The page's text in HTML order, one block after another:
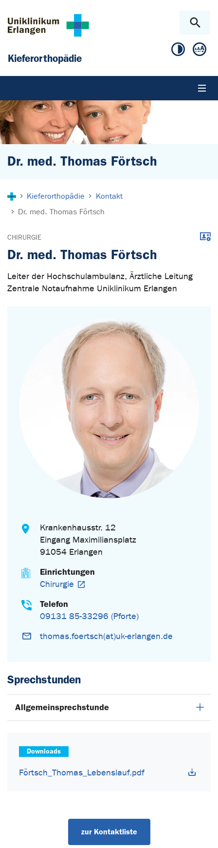
Kieferorthopädie
Dr. med. Thomas Förtsch
Kieferorthopädie
Kontakt
Dr. med. Thomas Förtsch
CHIRURGIE
Dr. med. Thomas Förtsch
Leiter der Hochschulambulanz, Ärztliche Leitung
Zentrale Notaufnahme Uniklinikum Erlangen
Krankenhausstr. 12
Eingang Maximiliansplatz
91054 Erlangen
Einrichtungen
Chirurgie
Telefon
09131 85-33296 (Pforte)
thomas.foertsch(at)uk-erlangen.de
Sprechstunden
Allgemeinsprechstunde
Downloads
Förtsch_Thomas_Lebenslauf.pdf
zur Kontaktliste